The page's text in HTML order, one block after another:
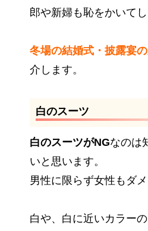
郎や新婦も恥をかいてし
冬場の結婚式・披露宴
介します。
白のスーツ
白のスーツがNGなのは
いと思います。
男性に限らず女性もダメ
白や、白に近いカラー